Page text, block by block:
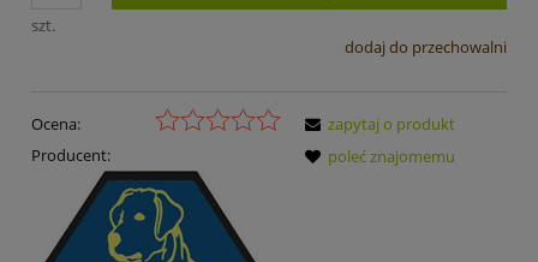
szt.
dodaj do przechowalni
Ocena:
Producent:
zapytaj o produkt
poleć znajomemu